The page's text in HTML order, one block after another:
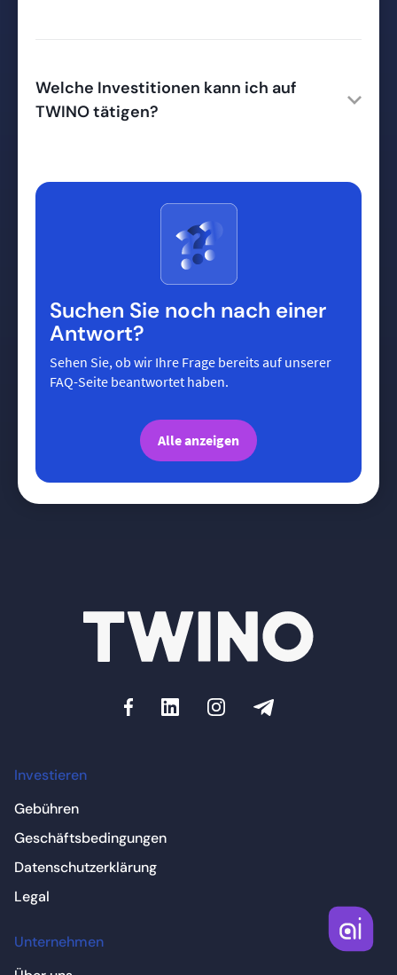
Welche Investitionen kann ich auf
TWINO tätigen?
Suchen Sie noch nach einer
Antwort?
Sehen Sie, ob wir Ihre Frage bereits auf unserer
FAQ-Seite beantwortet haben.
Alle anzeigen
Investieren
Gebühren
Geschäftsbedingungen
Datenschutzerklärung
Legal
Unternehmen